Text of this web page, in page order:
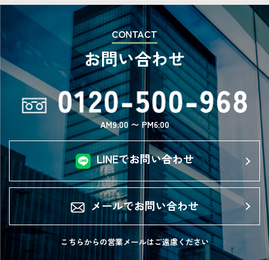
CONTACT
お問い合わせ
AM9:00 〜 PM6:00
LINEでお問い合わせ
メールでお問い合わせ
こちらからの営業メールはご遠慮ください